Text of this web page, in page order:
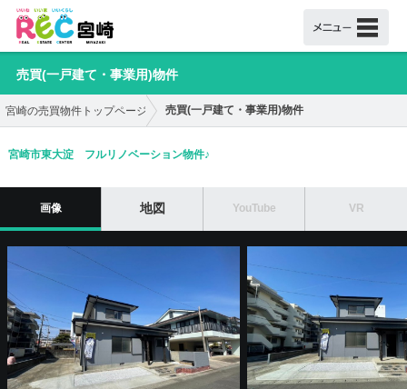
売買(一戸建て・事業用)物件
宮崎の売買物件トップページ 売買(一戸建て・事業用)物件
宮崎市東大淀 フルリノベーション物件♪
画像 地図 YouTube VR